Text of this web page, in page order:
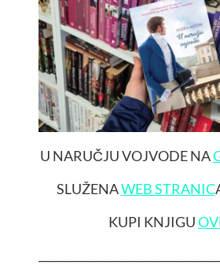
U NARUČJU VOJVODE NA
SLUŽENAWEB STRANIC
KUPI KNJIGU